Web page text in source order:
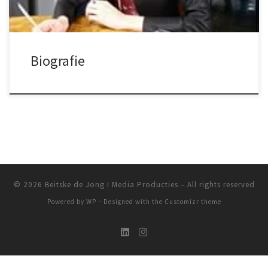
Biografie
© 2026 Beitske de Jong I Media Producties – All rights reserved
Powered by WP – Designed with the Customizr theme